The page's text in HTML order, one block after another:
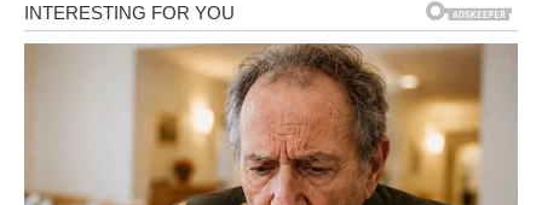
kojem je gradila svoj svet. No, u poslednje dve godine, među
njima je počela da rastenevidljiva distanca. Vladimir je
postao sve više povučen, a izgovori o poslovnim obavezama i
službenim putovanjima postajali su sve češći. Snežana je
osećala kako se njihov odnos polako gasi, kao požar koji
neprestano tinja, ali nikako ne nestaje.